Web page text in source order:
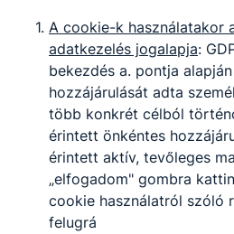
A cookie-k használatakor
adatkezelés jogalapja:
bekezdés a. pontja
hozzájárulását adta
több konkrét célból
érintett önkéntes
érintett aktív, tevőleges
„elfogadom" gombra
cookie használatról szóló
felugrá